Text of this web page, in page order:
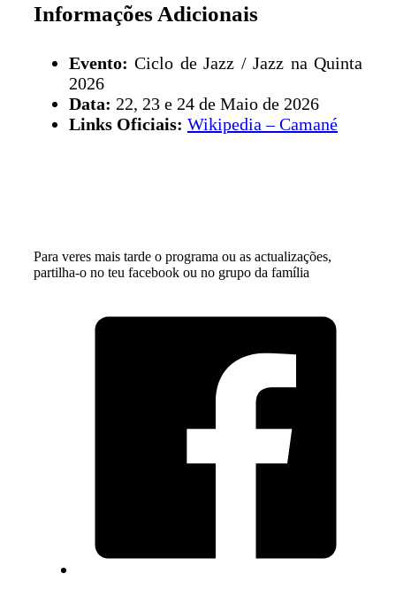
Informações Adicionais
Evento: Ciclo de Jazz / Jazz na Quinta
2026
Data: 22, 23 e 24 de Maio de 2026
Links Oficiais: Wikipedia – Camané
Para veres mais tarde o programa ou as actualizações,
partilha-o no teu facebook ou no grupo da família